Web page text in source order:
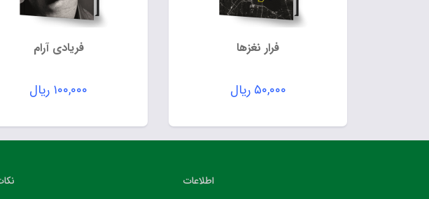
فرار نغزها
۵۰,۰۰۰ ریال
فریادی آرام
۱۰۰,۰۰۰ ریال
اطلاعات